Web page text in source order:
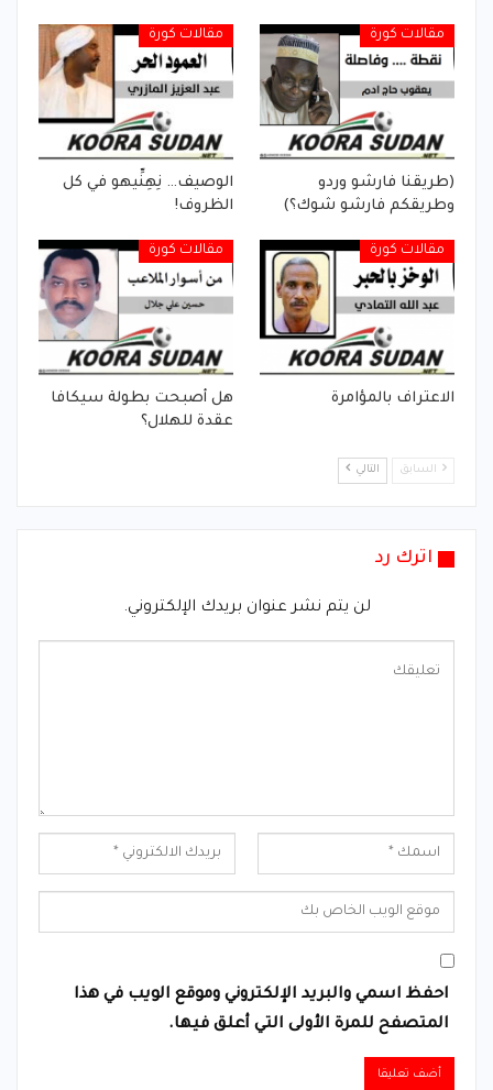
مقالات كورة
(طريقنا فارشو وردو
وطريقكم فارشو شوك؟)
مقالات كورة
الوصيف… نِهِنِّيهو في كل
الظروف!
مقالات كورة
الاعتراف بالمؤامرة
مقالات كورة
هل أصبحت بطولة سيكافا
عقدة للهلال؟
السابق التالي
اترك رد
لن يتم نشر عنوان بريدك الإلكتروني.
احفظ اسمي والبريد الإلكتروني وموقع الويب في هذا
المتصفح للمرة الأولى التي أعلق فيها.